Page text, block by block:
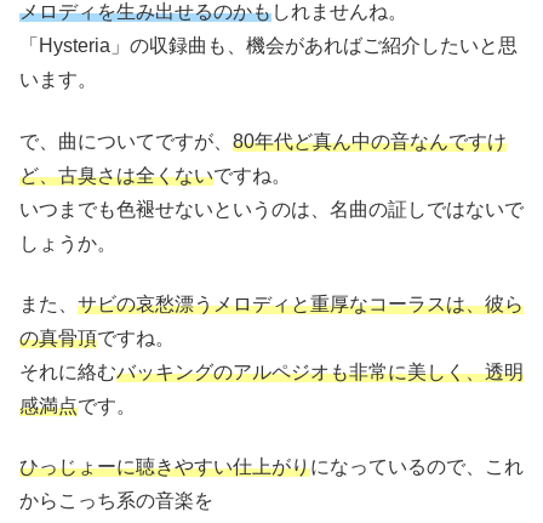
メロディを生み出せるのかもしれませんね。
「Hysteria」の収録曲も、機会があればご紹介したいと思
います。
で、曲についてですが、 80年代ど真ん中の音なんですけ
ど、古臭さは全くないですね。
いつまでも色褪せないというのは、名曲の証しではないで
しょうか。
また、 サビの哀愁漂うメロディと重厚なコーラスは、彼ら
の真骨頂ですね。
それに絡むバッキングのアルペジオも非常に美しく、透明
感満点です。
ひっじょーに聴きやすい仕上がりになっているので、これ
からこっち系の音楽を